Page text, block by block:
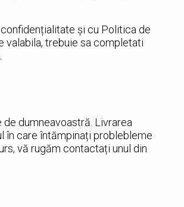
și cu Politica de
valabila, trebuie sa completati
dumneavoastră. Livrarea
în care întămpinați problebleme
vă rugăm contactați unul din